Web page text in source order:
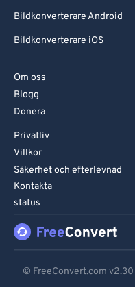
Bildkonverterare Android
Bildkonverterare iOS
Om oss
Blogg
Donera
Privatliv
Villkor
Säkerhet och efterlevnad
Kontakta
status
© FreeConvert.com v2.30